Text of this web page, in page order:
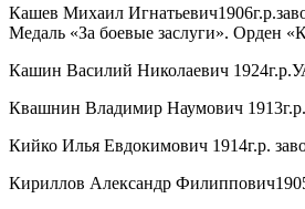
Кашев Михаил
Медаль «За боевые заслуги». Орден
Кашин Василий Николаевич
Квашнин Владимир Наумович
Кийко Илья Евдокимович 1914г.р.
Кириллов Александр